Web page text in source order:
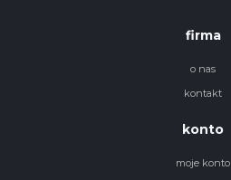
firma
o nas
kontakt
konto
moje konto